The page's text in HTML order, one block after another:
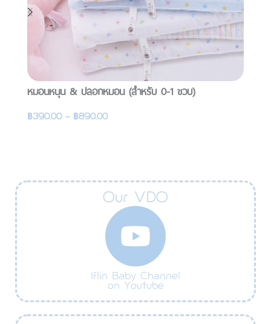
หมอนหนุน & ปลอกหมอน (สำหรับ 0-1 ขวบ)
฿390.00– ฿890.00
Our VDO
Iflin Baby Channel
on Youtube